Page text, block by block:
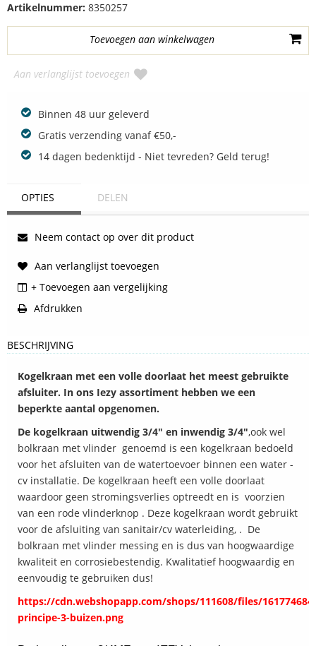
Artikelnummer: 8350257
Aan verlanglijst toevoegen
Binnen 48 uur geleverd
Gratis verzending vanaf €50,-
14 dagen bedenktijd - Niet tevreden? Geld terug!
OPTIES DELEN
Neem contact op over dit product
Aan verlanglijst toevoegen
+ Toevoegen aan vergelijking
Afdrukken
BESCHRIJVING
Kogelkraan met een volle doorlaat het meest gebruikte
afsluiter. In ons Iezy assortiment hebben we een
beperkte aantal opgenomen.
De kogelkraan uitwendig 3/4" en inwendig 3/4",ook wel
bolkraan met vlinder genoemd is een kogelkraan bedoeld
voor het afsluiten van de watertoevoer binnen een water -
cv installatie. De kogelkraan heeft een volle doorlaat
waardoor geen stromingsverlies optreedt en is voorzien
van een rode vlinderknop . Deze kogelkraan wordt gebruikt
voor de afsluiting van sanitair/cv waterleiding, . De
bolkraan met vlinder messing en is dus van hoogwaardige
kwaliteit en corrosiebestendig. Kwalitatief hoogwaardig en
eenvoudig te gebruiken dus!
https://cdn.webshopapp.com/shops/111608/files/
principe-3-buizen.png